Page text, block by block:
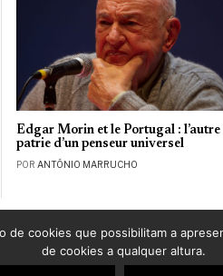
Edgar Morin et le Portugal : l’autre
patrie d’un penseur universel
PORANTÓNIO MARRUCHO
LusoJornal | Todos os direitos
cookies que possibilitam a
de cookies a qualquer altura.